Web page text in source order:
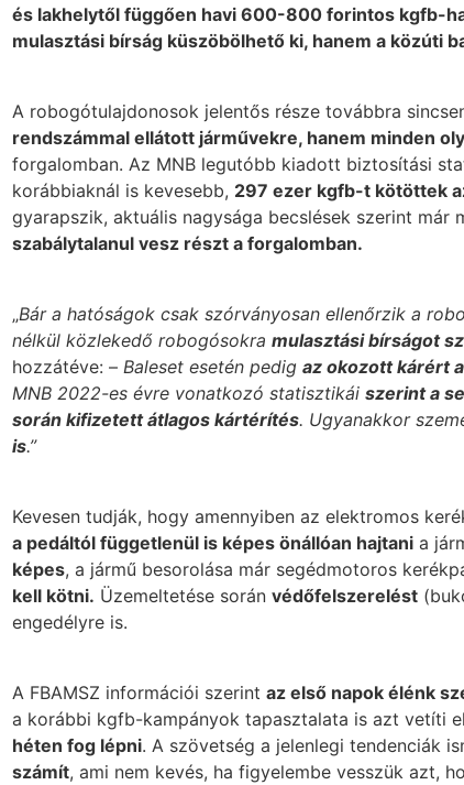
és lakhelytől függően havi 600-800 forintos kgfb-
mulasztási bírság küszöbölhető ki, hanem a közúti
A robogótulajdonosok jelentős része továbbra
rendszámmal ellátott járművekre, hanem minden
forgalomban. Az MNB legutóbb kiadott biztosítási
korábbiaknál is kevesebb, 297 ezer kgfb-t kötöttek
gyarapszik, aktuális nagysága becslések szerint
szabálytalanul vesz részt a forgalomban.
„Bár a hatóságok csak szórványosan ellenőrzik a
nélkül közlekedő robogósokra mulasztási bírságot
hozzátéve: – Baleset esetén pedig az okozott kárért
MNB 2022-es évre vonatkozó statisztikái szerint a
során kifizetett átlagos kártérítés. Ugyanakkor
is.”
Kevesen tudják, hogy amennyiben az elektromos
a pedáltól függetlenül is képes önállóan hajtani a
képes, a jármű besorolása már segédmotoros
kell kötni. Üzemeltetése során védőfelszerelést
engedélyre is.
A FBAMSZ információi szerint az első napok élénk
a korábbi kgfb-kampányok tapasztalata is azt vetíti
héten fog lépni. A szövetség a jelenlegi tendenciák
számít, ami nem kevés, ha figyelembe vesszük azt,